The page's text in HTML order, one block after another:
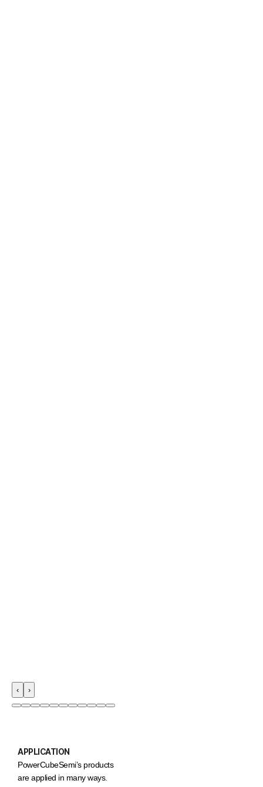
‹ ›
APPLICATION
PowerCubeSemi’s products
are applied in many ways.